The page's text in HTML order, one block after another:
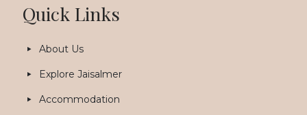
Quick Links
About Us
Explore Jaisalmer
Accommodation